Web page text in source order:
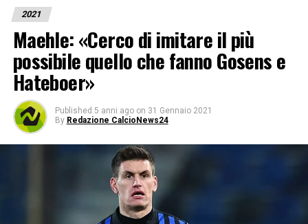
2021
Maehle: «Cerco di imitare il più
possibile quello che fanno Gosens e
Hateboer»
Published 5 anni ago on 31 Gennaio 2021
By Redazione CalcioNews24